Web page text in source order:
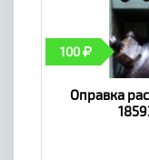
100
Оправка